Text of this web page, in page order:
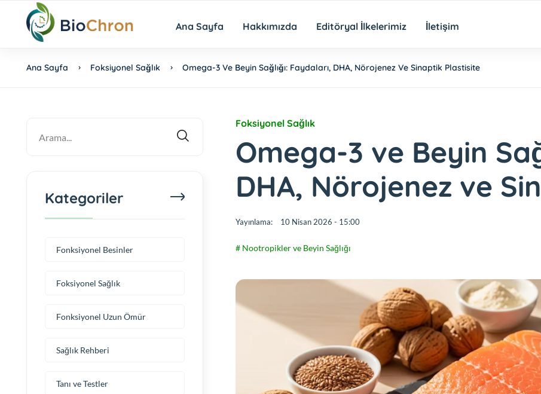
Ana Sayfa Hakkımızda Editöryal İlkelerimiz İletişim
Ana Sayfa Foksiyonel Sağlık Omega-3 Ve Beyin Sağlığı: Faydaları, DHA, Nörojenez Ve Sinaptik Plastisite
Foksiyonel Sağlık
Omega-3 ve Beyin
DHA, Nörojenez ve
Yayınlama: 10 Nisan 2026 - 15:00
# Nootropikler ve Beyin Sağlığı
Kategoriler
Fonksiyonel Besinler
Foksiyonel Sağlık
Fonksiyonel Uzun Ömür
Sağlık Rehberi
Tanı ve Testler